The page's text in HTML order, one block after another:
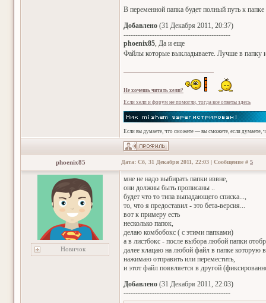
В переменной папка будет полный путь к
Добавлено (31 Декабря 2011, 20:37)
---------------------------------------------
phoenix85, Да и еще
Файлы которые выкладываете. Лучше в папку
Не хочешь читать хелп?
Если хелп и форум не помогли, тогда все ответы здесь
Если вы думаете, что сможете — вы сможете, если думаете,
phoenix85 Дата: Сб, 31 Декабря 2011, 22:03 | Сообщение # 5
Новичок
мне не надо выбирать папки извне,
они должны быть прописаны ..
будет что то типа выпадающего списка...,
то, что я предоставил - это бета-версия...
вот к примеру есть
несколько папок,
делаю комбобокс ( с этими папками)
а в листбокс - после выбора любой папки
далее клацаю на любой файл в папке которую
нажимаю отправить или переместить,
и этот файл появляется в другой
Добавлено (31 Декабря 2011, 22:03)
---------------------------------------------